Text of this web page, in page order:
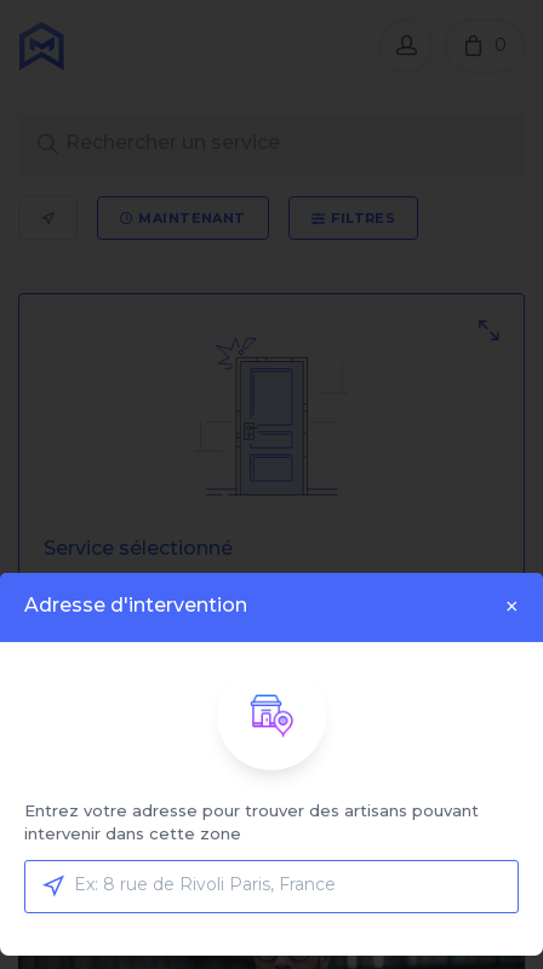
Adresse d'intervention ×
Entrez votre adresse pour trouver des artisans pouvant
intervenir dans cette zone
0
MAINTENANT FILTRES
Service sélectionné
comparer les offres
Affiché:1 - 4 sur 4 artisans